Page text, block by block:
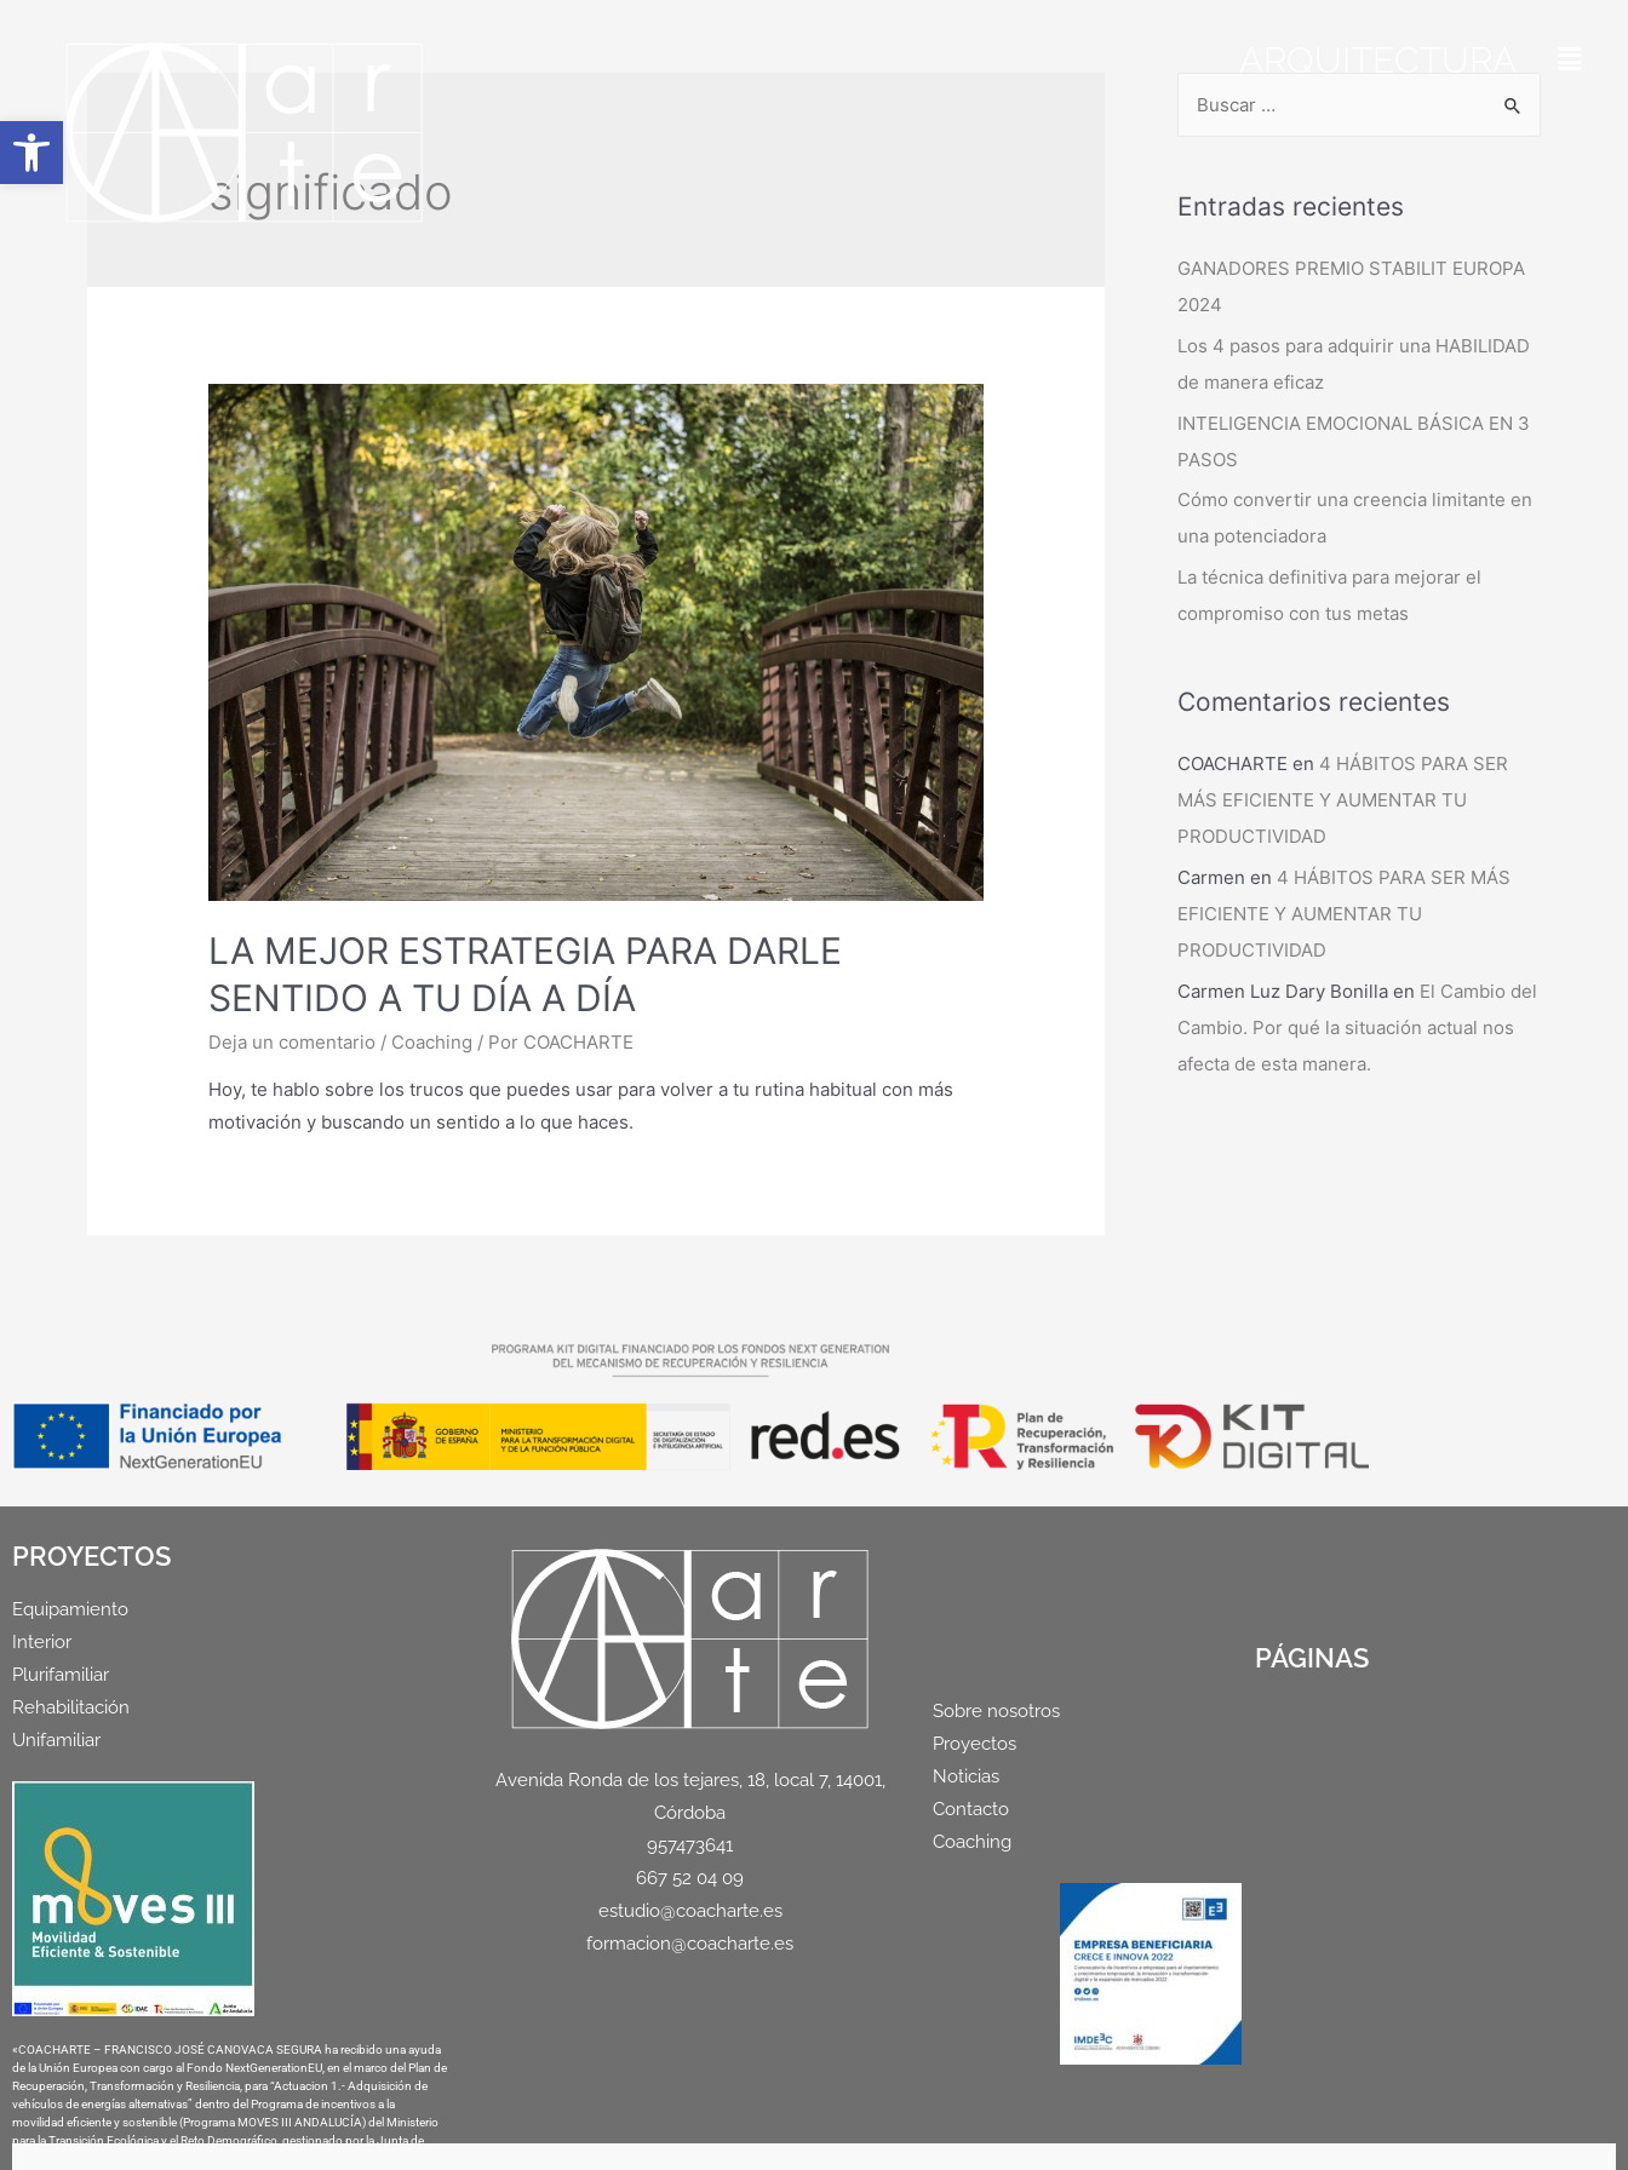
Abrir barra de herramientas
significado
LA MEJOR ESTRATEGIA PARA DARLE
SENTIDO A TU DÍA A DÍA
Deja un comentario / Coaching / Por COACHARTE
Hoy, te hablo sobre los trucos que puedes usar para volver a tu rutina habitual con más
motivación y buscando un sentido a lo que haces.
Entradas recientes
GANADORES PREMIO STABILIT EUROPA
2024
Los 4 pasos para adquirir una HABILIDAD
de manera eficaz
INTELIGENCIA EMOCIONAL BÁSICA EN 3
PASOS
Cómo convertir una creencia limitante en
una potenciadora
La técnica definitiva para mejorar el
compromiso con tus metas
Comentarios recientes
COACHARTE en 4 HÁBITOS PARA SER
MÁS EFICIENTE Y AUMENTAR TU
PRODUCTIVIDAD
Carmen en 4 HÁBITOS PARA SER MÁS
EFICIENTE Y AUMENTAR TU
PRODUCTIVIDAD
Carmen Luz Dary Bonilla en El Cambio del
Cambio. Por qué la situación actual nos
afecta de esta manera.
PROYECTOS
Equipamiento
Interior
Plurifamiliar
Rehabilitación
Unifamiliar
«COACHARTE – FRANCISCO JOSÉ CANOVACA SEGURA ha recibido una ayuda
de la Unión Europea con cargo al Fondo NextGenerationEU, en el marco del Plan de
Recuperación, Transformación y Resiliencia, para “Actuacion 1.- Adquisición de
vehículos de energías alternativas” dentro del Programa de incentivos a la
movilidad eficiente y sostenible (Programa MOVES III ANDALUCÍA) del Ministerio
para la Transición Ecológica y el Reto Demográfico, gestionado por la Junta de
Avenida Ronda de los tejares, 18, local 7, 14001,
Córdoba
957473641
667 52 04 09
estudio@coacharte.es
formacion@coacharte.es
PÁGINAS
Sobre nosotros
Proyectos
Noticias
Contacto
Coaching